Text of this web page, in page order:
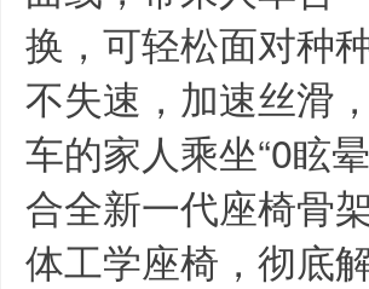
换，可轻松面对种
不失速，加速丝滑
车的家人乘坐“0眩
合全新一代座椅骨
体工学座椅，彻底